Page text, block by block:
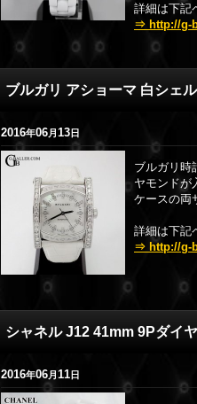
詳細は下記
⇒ http://g-
ブルガリ アショーマ 白シェ
2016年06月13日
ブルガリ時
ヤモンドが
ケースの両
詳細は下記
⇒ http://g-
シャネル J12 41mm 9Pダイ
2016年06月11日